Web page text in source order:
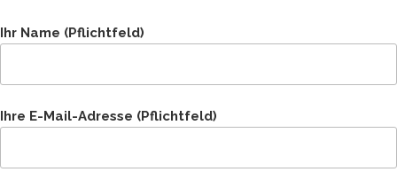
Ihr Name (Pflichtfeld)
Ihre E-Mail-Adresse (Pflichtfeld)